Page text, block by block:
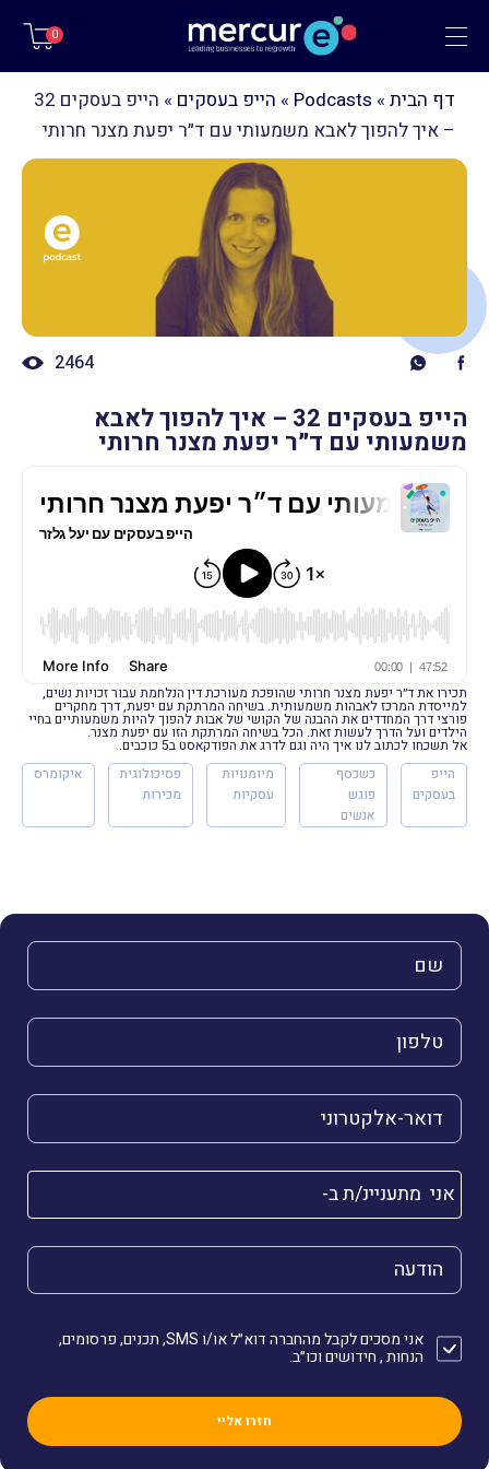
תפריט 0
דף הבית »
Podcasts
» הייפ בעסקים »
הייפ בעסקים 32
– איך להפוך לאבא משמעותי עם ד״ר יפעת מצנר חרותי
2464
הייפ בעסקים 32 – איך להפוך לאבא
משמעותי עם ד״ר יפעת מצנר חרותי
תכירו את ד״ר יפעת מצנר חרותי שהופכת מעורכת דין הנלחמת עבור זכויות נשים,
למייסדת המרכז לאבהות משמעותית. בשיחה המרתקת עם יפעת, דרך מחקרים
פורצי דרך המחדדים את ההבנה של הקושי של אבות להפוך להיות משמעותיים בחיי
הילדים ועל הדרך לעשות זאת. הכל בשיחה המרתקת הזו עם יפעת מצנר.
אל תשכחו לכתוב לנו איך היה וגם לדרג את הפודקאסט ב5 כוכבים.
הייפ
בעסקים
כשכסף
פוגש
אנשים
מיומנויות
עסקיות
פסיכולוגית
מכירות
איקומרס
השם שלך (חובה)
הטלפון שלך (חובה)
הדואר האלקטרוני שלך (חובה)
אני מתעניינ/ת ב-
הודעה
אני מסכים לקבל מהחברה דוא״ל או/ו SMS, תכנים, פרסומים,
הנחות , חידושים וכו״ב.